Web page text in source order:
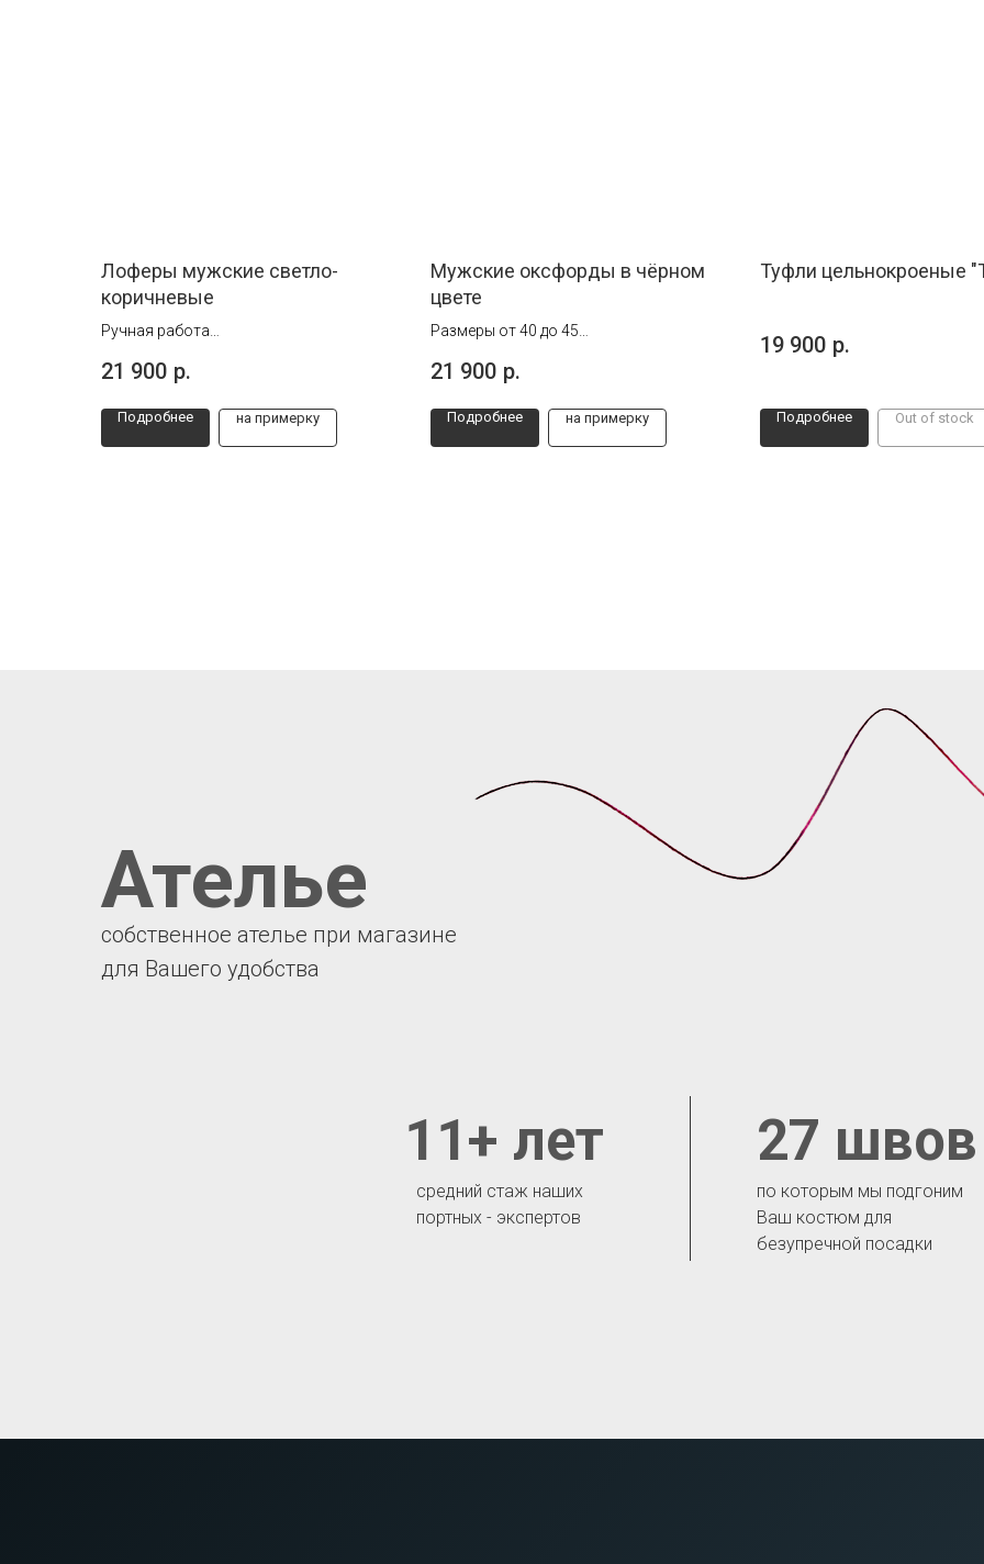
Лоферы мужские светло-
коричневые
Ручная работа
21 900 р.
Подробнее на примерку
Мужские оксфорды в чёрном
цвете
Размеры от 40 до 45
21 900 р.
Подробнее на примерку
Туфли цельнокроеные
19 900 р.
Подробнее Out of stock
по которым мы подгоним
Ваш костюм для
безупречной посадки
27 швов
средний стаж наших
портных - экспертов
11+ лет
Ателье
собственное ателье при магазине
для Вашего удобства